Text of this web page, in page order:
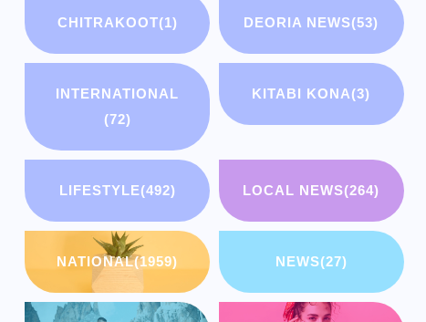
CHITRAKOOT(1) DEORIA NEWS(53)
INTERNATIONAL
(72)
KITABI KONA(3)
LIFESTYLE(492) LOCAL NEWS(264)
NATIONAL(1959) NEWS(27)